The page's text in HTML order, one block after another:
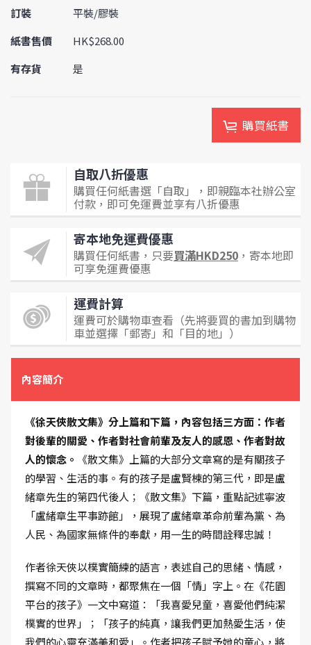
訂裝
平裝/膠裝
紙書售價
HK$268.00
有存貨
是
購買紙書
自取八折優惠
購買任何紙書選「自取」，即親臨本社辦公室
付款，即可免運費並享有八折優惠
寄本地免運費優惠
購買任何紙書，只要買滿HKD250 ，寄本地即
可享免運費優惠
運費計算
運費可於購物車查看（先將要買的書加到購物
車並選擇「郵寄」和「目的地」）
內容簡介
《徐天俠散文集》分上篇和下篇，內容包括三方面：作者
對後輩的關愛、作者對社會前輩及友人的感恩、作者對故
人的懷念。
《散文集》上篇的大部分文章寫的是有關孩子
的學習、生活的事。有的孩子是盧賢棟的第三代，即是盧
緒章先生的第四代後人；《散文集》下篇，重點記述寧波
「盧緒章生平事跡館」，展現了盧緒章革命前輩為黨、為
人民、為國家無條件的奉獻，用一生的時間詮釋忠誠！
作者徐天俠以樸實簡練的語言，表述自己的思緒、情感，
撰寫不同的文章時，都聚焦在一個「情」字上。在《花園
平台的孩子》一文中寫道：「我喜愛兒童，喜愛他們純潔
樸實的世界」；「孩子的純真，讓我們更加熱愛生活，使
我們的心靈充滿美和愛」。作者把孩子賦予她的童心，將